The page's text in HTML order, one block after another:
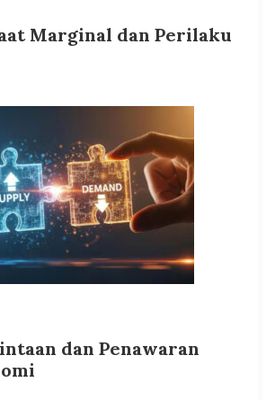
Marginal dan Perilaku
dan Penawaran